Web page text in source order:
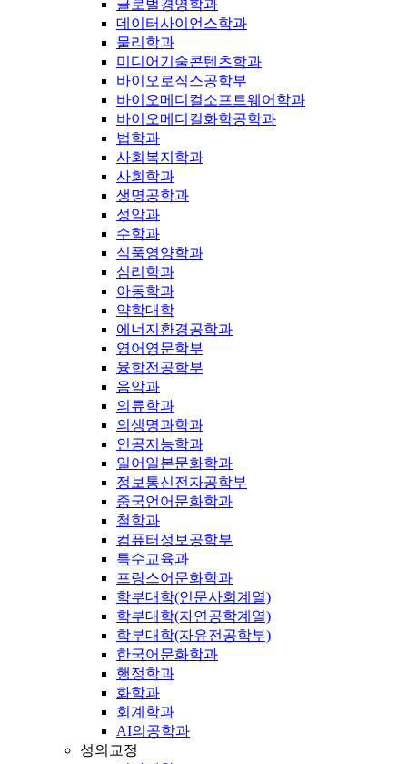
글로벌경영학과
데이터사이언스학과
물리학과
미디어기술콘텐츠학과
바이오로직스공학부
바이오메디컬소프트웨어학과
바이오메디컬화학공학과
법학과
사회복지학과
사회학과
생명공학과
성악과
수학과
식품영양학과
심리학과
아동학과
약학대학
에너지환경공학과
영어영문학부
융합전공학부
음악과
의류학과
의생명과학과
인공지능학과
일어일본문화학과
정보통신전자공학부
중국언어문화학과
철학과
컴퓨터정보공학부
특수교육과
프랑스어문화학과
학부대학(인문사회계열)
학부대학(자연공학계열)
학부대학(자유전공학부)
한국어문화학과
행정학과
화학과
회계학과
AI의공학과
성의교정